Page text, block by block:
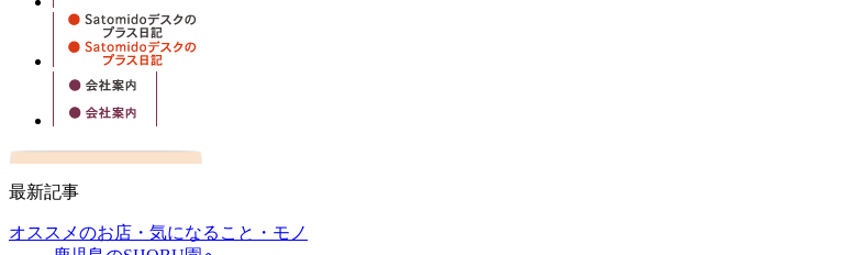
最新記事
オススメのお店・気になること・モノ